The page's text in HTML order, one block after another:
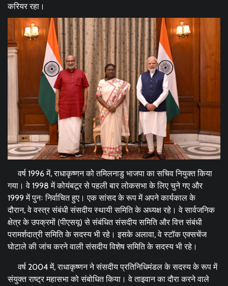
करियर रहा।
वर्ष 1996 में, राधाकृष्णन को तमिलनाडु भाजपा का सचिव नियुक्त किया
गया। वे 1998 में कोयंबटूर से पहली बार लोकसभा के लिए चुने गए और
1999 में पुनः निर्वाचित हुए। एक सांसद के रूप में अपने कार्यकाल के
दौरान, वे वस्त्र संबंधी संसदीय स्थायी समिति के अध्यक्ष रहे। वे सार्वजनिक
क्षेत्र के उपक्रमों (पीएसयू) से संबंधित संसदीय समिति और वित्त संबंधी
परामर्शदात्री समिति के सदस्य भी रहे। इसके अलावा, वे स्टॉक एक्सचेंज
घोटाले की जांच करने वाली संसदीय विशेष समिति के सदस्य भी रहे।
वर्ष 2004 में, राधाकृष्णन ने संसदीय प्रतिनिधिमंडल के सदस्य के रूप में
संयुक्त राष्ट्र महासभा को संबोधित किया। वे ताइवान का दौरा करने वाले